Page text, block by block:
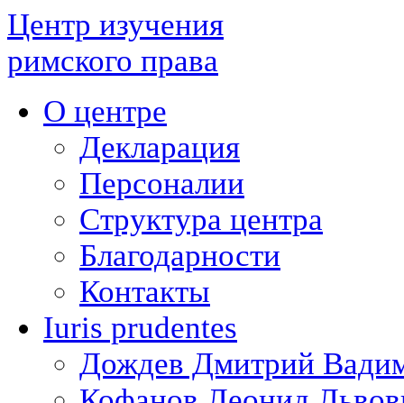
Центр изучения
римского права
О центре
Декларация
Персоналии
Структура центра
Благодарности
Контакты
Iuris prudentes
Дождев Дмитрий